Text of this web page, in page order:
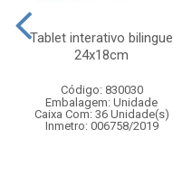
Tablet interativo bilingue
24x18cm
Código: 830030
Embalagem: Unidade
Caixa Com: 36 Unidade(s)
Inmetro: 006758/2019